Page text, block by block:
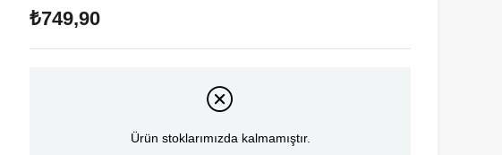
₺749,90
Ürün stoklarımızda kalmamıştır.